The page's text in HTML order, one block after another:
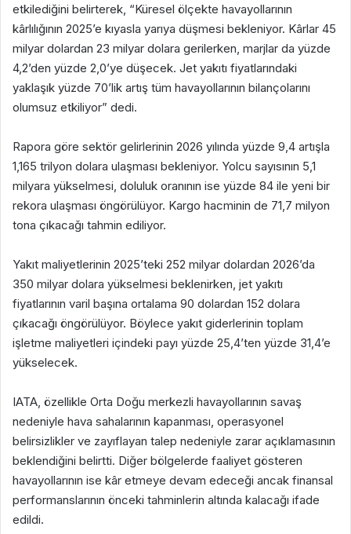
etkilediğini belirterek, “Küresel ölçekte havayollarının
kârlılığının 2025’e kıyasla yarıya düşmesi bekleniyor. Kârlar 45
milyar dolardan 23 milyar dolara gerilerken, marjlar da yüzde
4,2’den yüzde 2,0’ye düşecek. Jet yakıtı fiyatlarındaki
yaklaşık yüzde 70’lik artış tüm havayollarının bilançolarını
olumsuz etkiliyor” dedi.
Rapora göre sektör gelirlerinin 2026 yılında yüzde 9,4 artışla
1,165 trilyon dolara ulaşması bekleniyor. Yolcu sayısının 5,1
milyara yükselmesi, doluluk oranının ise yüzde 84 ile yeni bir
rekora ulaşması öngörülüyor. Kargo hacminin de 71,7 milyon
tona çıkacağı tahmin ediliyor.
Yakıt maliyetlerinin 2025’teki 252 milyar dolardan 2026’da
350 milyar dolara yükselmesi beklenirken, jet yakıtı
fiyatlarının varil başına ortalama 90 dolardan 152 dolara
çıkacağı öngörülüyor. Böylece yakıt giderlerinin toplam
işletme maliyetleri içindeki payı yüzde 25,4’ten yüzde 31,4’e
yükselecek.
IATA, özellikle Orta Doğu merkezli havayollarının savaş
nedeniyle hava sahalarının kapanması, operasyonel
belirsizlikler ve zayıflayan talep nedeniyle zarar açıklamasının
beklendiğini belirtti. Diğer bölgelerde faaliyet gösteren
havayollarının ise kâr etmeye devam edeceği ancak finansal
performanslarının önceki tahminlerin altında kalacağı ifade
edildi.